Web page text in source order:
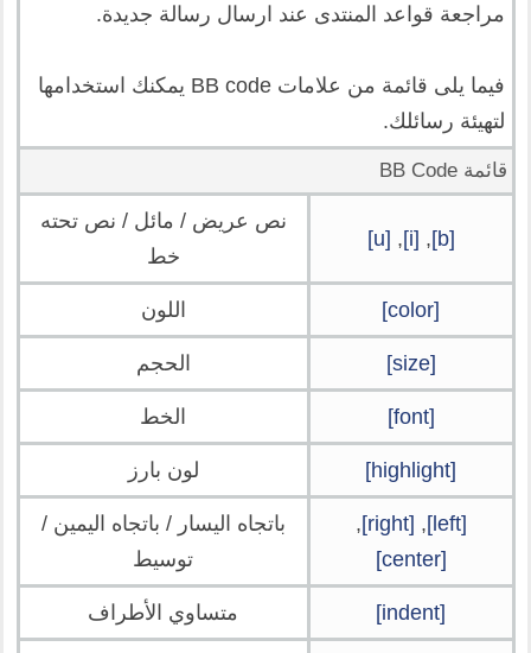
مراجعة قواعد المنتدى عند ارسال رسالة جديدة.
فيما يلى قائمة من علامات BB code يمكنك استخدامها
لتهيئة رسائلك.
قائمة BB Code
[b]
,
[i]
,
[u]
نص عريض / مائل / نص تحته
خط
[color] اللون
[size] الحجم
[font] الخط
[highlight] لون بارز
[left]
,
[right]
,
[center]
باتجاه اليسار / باتجاه اليمين /
توسيط
[indent] متساوي الأطراف